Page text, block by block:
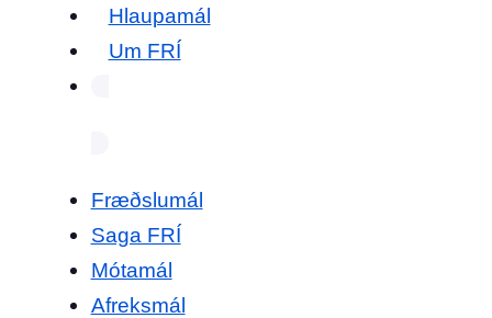
Hlaupamál
Um FRÍ
Fræðslumál
Saga FRÍ
Mótamál
Afreksmál